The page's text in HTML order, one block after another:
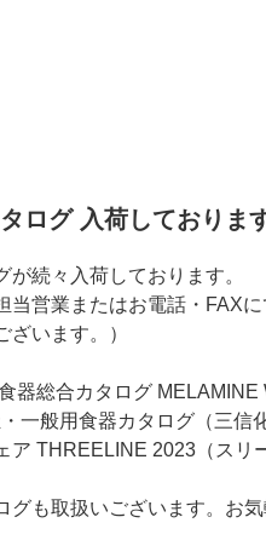
ログ 入荷しております
続々入荷しております。
当営業またはお電話・FAX
ざいます。）
器総合カタログ
一般用食器カタログ（三信
ア THREELINE 2023（スリ
グも取扱いございます。お気